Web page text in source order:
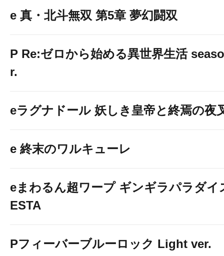
e 真・北斗無双 第5章 夢幻闘双
P Re:ゼロから始める異世界生活
r.
eラグナドール 妖しき皇帝と終焉の夜
e 終末のワルキューレ
eまわるん超ワープ ギンギラパラダイ
ESTA
Pフィーバーブルーロック Light ver.